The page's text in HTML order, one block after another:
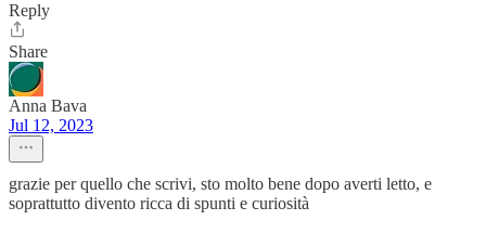
Reply
Share
Anna Bava
Jul 12, 2023
grazie per quello che scrivi, sto molto bene dopo averti letto, e
soprattutto divento ricca di spunti e curiosità